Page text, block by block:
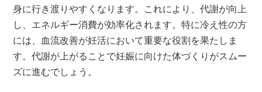
身に行き渡りやすくなります。これにより、代謝が向上
し、エネルギー消費が効率化されます。特に冷え性の方
には、血流改善が妊活において重要な役割を果たしま
す。代謝が上がることで妊娠に向けた体づくりがスムー
ズに進むでしょう。